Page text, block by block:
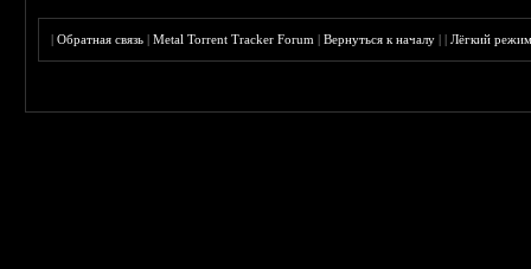
|Обратная связь |Metal Torrent Tracker Forum |Вернуться к началу ||Лёгкий